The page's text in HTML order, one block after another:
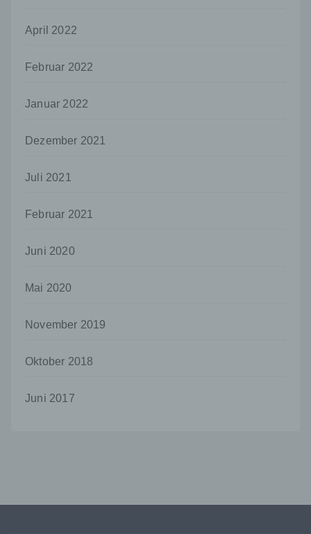
April 2022
Februar 2022
Januar 2022
Dezember 2021
Juli 2021
Februar 2021
Juni 2020
Mai 2020
November 2019
Oktober 2018
Juni 2017
h) Auftragsverarbeiter
juristische Person, Behörde, Einrichtung
verarbeitet.
Stelle, der personenbezogene Daten
nicht. Behörden, die im Rahmen eines
dem Unionsrecht oder dem Recht der
jedoch nicht als Empfänger.
Stelle außer der betroffenen Person, dem
unmittelbaren Verantwortung des
Person freiwillig für den bestimmten Fall in